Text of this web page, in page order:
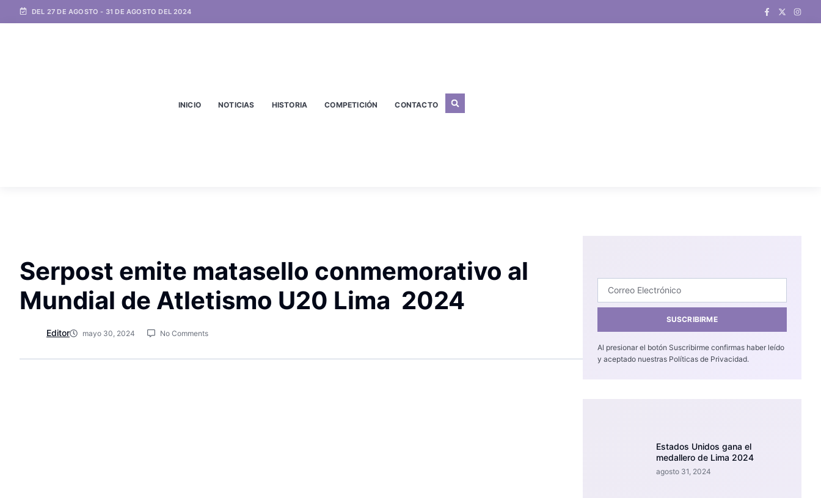
DEL 27 DE AGOSTO - 31 DE AGOSTO DEL 2024
INICIO NOTICIAS HISTORIA COMPETICIÓN CONTACTO
Serpost emite matasello conmemorativo al
Mundial de Atletismo U20 Lima 2024
Editor mayo 30, 2024 No Comments
SUSCRIBIRME
Al presionar el botón Suscribirme confirmas haber leído
y aceptado nuestras Políticas de Privacidad.
Estados Unidos gana el
medallero de Lima 2024
agosto 31, 2024